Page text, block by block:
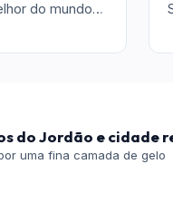
do mundo
do Jordão e cidade
uma fina camada de gelo